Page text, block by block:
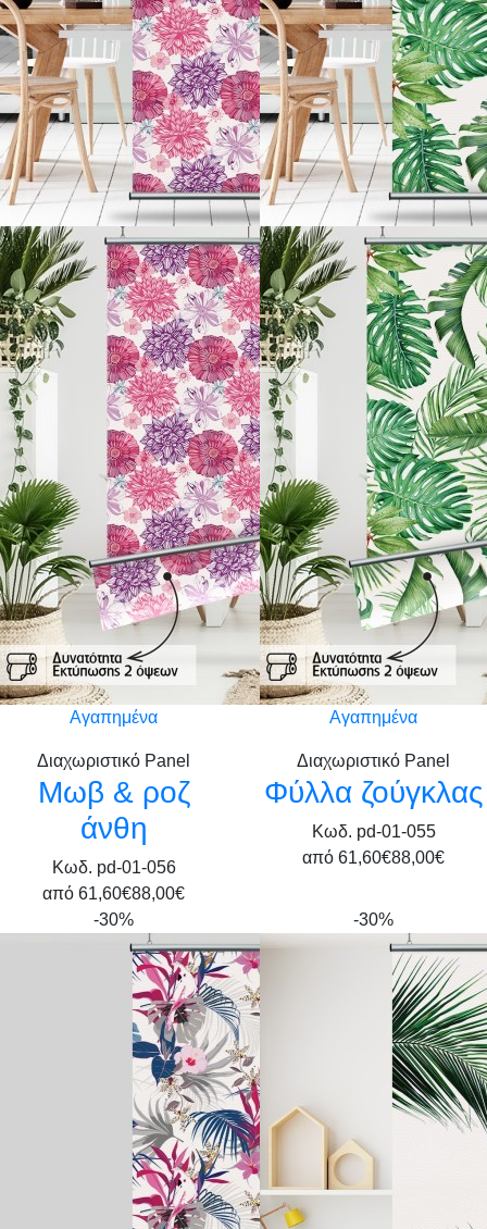
Αγαπημένα
Διαχωριστικό Panel
Μωβ & ροζ
άνθη
Κωδ. pd-01-056
από 61,60€88,00€
Αγαπημένα
Διαχωριστικό Panel
Φύλλα ζούγκλας
Κωδ. pd-01-055
από 61,60€88,00€
-30% -30%